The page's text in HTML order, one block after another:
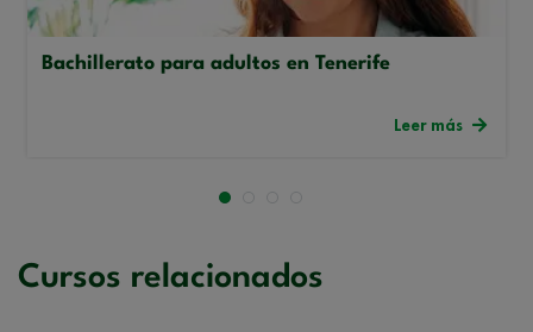
Bachillerato para adultos en Tenerife
Leer más
Cursos relacionados